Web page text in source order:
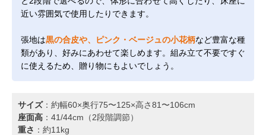
近い雰囲気で使用したりできます。
張地は黒の合皮や、ピンク・ベージュの小花柄など豊富な種
類があり、好みにあわせて楽しめます。組み立て不要ですぐ
に使えるため、贈り物にもよいでしょう。
サイズ：約幅60×奥行75〜125×高さ81〜106cm
座面高 ：41/44cm（2段階調節）
重さ ：約11kg